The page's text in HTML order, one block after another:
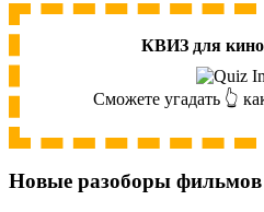
КВИЗ для
Сможете угадать 👆
Новые разоборы фильмов